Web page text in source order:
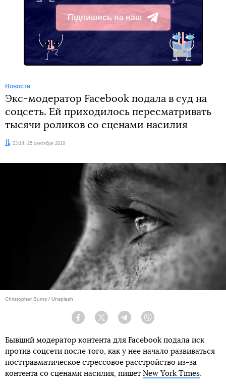
Підпишись на наш
Telegram
Новости
Экс-модератор Facebook подала в суд на
соцсеть. Ей приходилось пересматривать
тысячи роликов со сценами насилия
Дата:23:14, 25 сентября 2018
Christopher Burns / Unsplash
Facebook Twitter Telegram
Бывший модератор контента для Facebook подала иск
против соцсети после того, как у нее начало развиваться
посттравматическое стрессовое расстройство из-за
контента со сценами насилия, пишет New York Times.